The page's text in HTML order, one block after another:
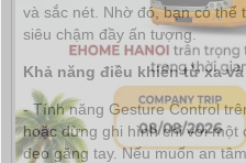
và sắc nét. Nhờ đó, bạn có thể
siêu chậm đầy ấn tượng.
Khả năng điều khiển từ xa
- Tính năng Gesture Control
hoặc dừng ghi hình chỉ với một
đeo găng tay. Nếu muốn an